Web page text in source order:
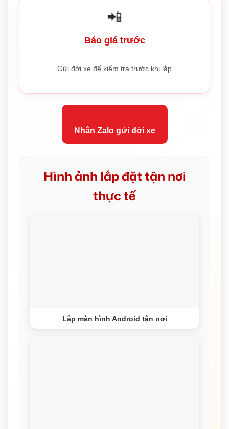
📲
Báo giá trước
Gửi đời xe để kiểm tra trước khi lắp
Nhắn Zalo gửi đời xe
Hình ảnh lắp đặt tận nơi
thực tế
Lắp màn hình Android tận nơi